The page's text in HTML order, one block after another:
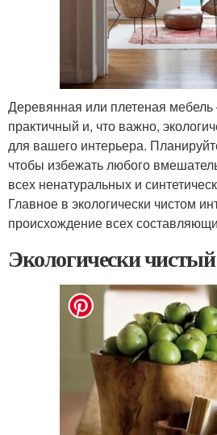
Деревянная или плетеная мебель
практичный и, что важно,
для вашего интерьера.
чтобы избежать любого
всех ненатуральных и
Главное в экологически чистом
происхождение всех
Экологически